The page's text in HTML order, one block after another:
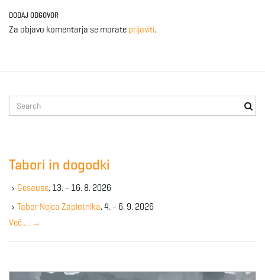
DODAJ ODGOVOR
Za objavo komentarja se morate prijaviti.
e
e
y
w
r
Tabori in dogodki
Gesause, 13. - 16. 8. 2026
Tabor Nejca Zaplotnika, 4. - 6. 9. 2026
Več … →